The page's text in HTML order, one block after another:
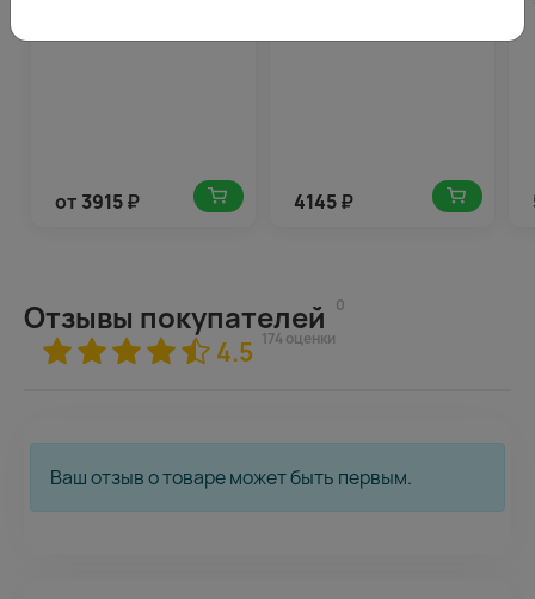
от 3915₽ 4145₽
Отзывы покупателей 0
4.5 174 оценки
Ваш отзыв о товаре может быть первым.